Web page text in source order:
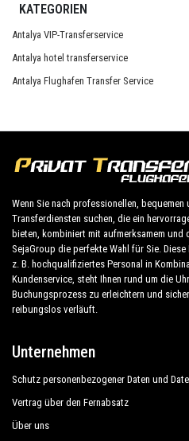
KATEGORIEN
Antalya VIP-Transferservice
Antalya hotel transferservice
Antalya Flughafen Transfer Service
Wenn Sie nach professionellen, bequemen
Transferdiensten suchen, die ein
bieten, kombiniert mit aufmerksamem und
SejaGroup die perfekte Wahl für Sie.
z. B. hochqualifiziertes Personal in
Kundenservice, steht Ihnen rund um die
Buchungsprozess zu erleichtern und
reibungslos verläuft.
Unternehmen
Schutz personenbezogener Daten und
Vertrag über den Fernabsatz
Über uns